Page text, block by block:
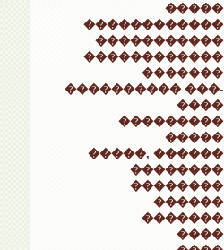
�����
������������
�����������
������������
�������
���������� ���-
����
���������
�����
�����, ������
��������
��������
������
�������
����